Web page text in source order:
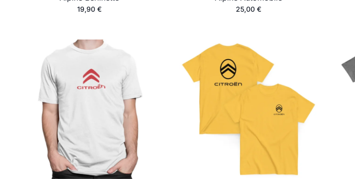
19,90 € 25,00 €